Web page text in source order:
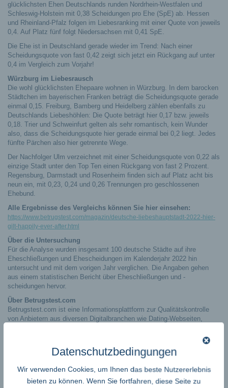
glücklichsten Ehen Deutschlands runden Nordrhein-Westfalen und
Schleswig-Holstein mit 0,38 Scheidungen pro Ehe (SpE) ab. Hessen
und Rheinland-Pfalz folgen im Liebesranking mit einer Quote von jeweils
0,4. Auf Platz fünf folgt Niedersachsen mit 0,41 SpE.
Die Ehe ist in Deutschland gerade wieder im Trend: Nach einer
Scheidungsquote von fast 0,42 zeigt sich jetzt ein Rückgang auf unter
0,4 im Vergleich zum Vorjahr!
Würzburg im Liebesrausch
Die wohl glücklichsten Ehepaare wohnen in Würzburg. In dem barocken
Städtchen im bayerischen Franken beträgt die Scheidungsquote gerade
einmal 0,15. Freiburg, Bamberg und Heidelberg zählen ebenfalls zu
Deutschlands Liebeshöhlen: Die Quote beträgt hier 0,17 bzw. jeweils
0,18. Trier und Schweinfurt gelten als sehr romantisch, kein Wunder
also, dass die Scheidungsquote hier gerade einmal bei 0,2 liegt. Jedes
fünfte Pärchen also hier getrennte Wege.
Der Nachfolger Ulm verzeichnet mit einer Scheidungsquote von 0,22 als
einzige Stadt unter den Top Ten einen Rückgang von fast 2 Prozent.
Regensburg, Darmstadt und Rosenheim finden sich auf Platz acht bis
neun ein, mit 0,23, 0,24 und 0,26 Trennungen pro geschlossenen
Ehebund.
Alle Ergebnisse des Vergleichs können Sie hier einsehen:
https://www.betrugstest.com/magazin/deutsche-liebeshauptstadt-2022-hier-
gilt-happily-ever-after.html
Über die Untersuchung
Für die Analyse wurden insgesamt 100 deutsche Städte auf ihre
Eheschließungen und Ehescheidungen im Kalenderjahr 2022 hin
untersucht und mit dem vorigen Jahr verglichen. Die Angaben gehen
aus einem statistischen Bericht über Eheschließungen und -
scheidungen hervor.
Über Betrugstest.com
Betrugstest.com ist eine Informationsplattform zur Qualitätskontrolle
von Anbietern aus diversen Digitalbranchen wie Dating-Webseiten,
Unternehmen ausführliche Testberichte hinsichtlich Qualität und Betrug
für Angebote aus ganz Europa und darüber hinaus.
Klaas Geller |klaas.geller@tonka-pr.com| 0176.7471.7519
Marie Herklotz | marie.herklotz@tonka-pr.com| 0176.1789.796
Datenschutzbedingungen
Wir verwenden Cookies, um Ihnen das beste Nutzererlebnis
bieten zu können. Wenn Sie fortfahren, diese Seite zu